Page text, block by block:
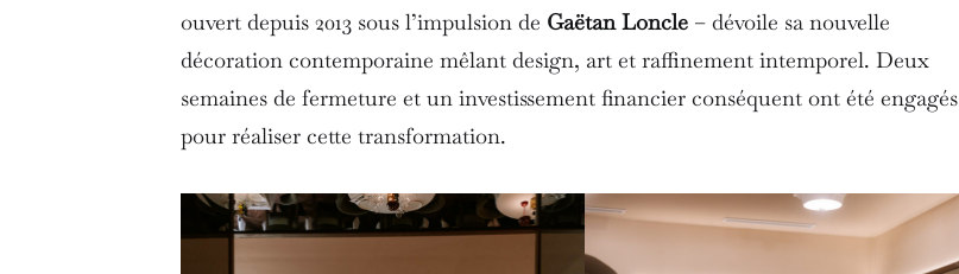
ouvert depuis 2013 sous l’impulsion de Gaëtan Loncle – dévoile sa nouvelle
décoration contemporaine mêlant design, art et raffinement intemporel. Deux
semaines de fermeture et un investissement financier conséquent ont été engagés
pour réaliser cette transformation.